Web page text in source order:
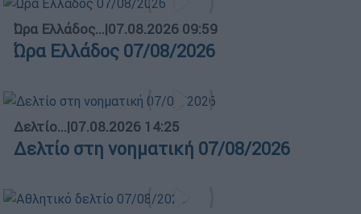
Ώρα Ελλάδος...|07.08.2026 09:59
Ώρα Ελλάδος 07/08/2026
Δελτίο...|07.08.2026 14:25
Δελτίο στη νοηματική 07/08/2026